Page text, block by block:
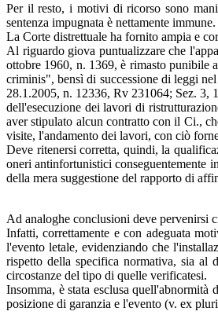
Per il resto, i motivi di ricorso sono
sentenza impugnata è nettamente immune.
La Corte distrettuale ha fornito ampia e
Al riguardo giova puntualizzare che
ottobre 1960, n. 1369, è rimasto punibile
criminis", bensì di successione di leggi
28.1.2005, n. 12336, Rv 231064; Sez. 3,
dell'esecuzione dei lavori di
aver stipulato alcun contratto con il Ci.,
visite, l'andamento dei lavori, con ciò
Deve ritenersi corretta, quindi, la
oneri antinfortunistici conseguentemente
della mera suggestione del rapporto di
Ad analoghe conclusioni deve pervenirsi
Infatti, correttamente e con adeguata
l'evento letale, evidenziando che
rispetto della specifica normativa, sia al
circostanze del tipo di quelle verificatesi.
Insomma, è stata esclusa quell'abnormità
posizione di garanzia e l'evento (v. ex